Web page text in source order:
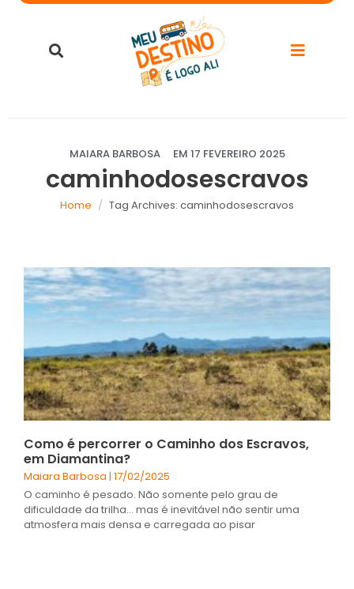
MAIARA BARBOSA EM 17 FEVEREIRO 2025
caminhodosescravos
Home Tag Archives: caminhodosescravos
Como é percorrer o Caminho dos Escravos,
em Diamantina?
Maiara Barbosa 17/02/2025
O caminho é pesado. Não somente pelo grau de
dificuldade da trilha… mas é inevitável não sentir uma
atmosfera mais densa e carregada ao pisar